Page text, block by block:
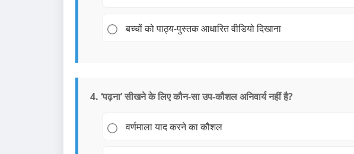
बच्चों को पाठ्य-पुस्तक आधारित वीडियो दिखाना
4. ‘पढ़ना’ सीखने के लिए कौन-सा उप-कौशल अनिवार्य नहीं है?
वर्णमाला याद करने का कौशल